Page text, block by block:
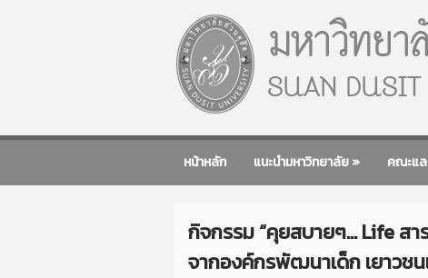
หน้าหลัก แนะนำมหาวิทยาลัย» คณะแล
กิจกรรม “คุยสบายๆ… Life ส
จากองค์กรพัฒนาเด็ก เยาวช